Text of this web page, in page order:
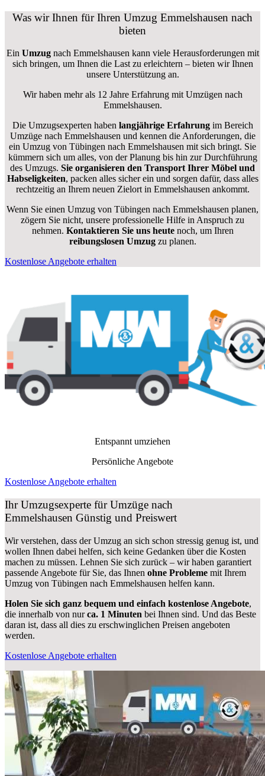
Was wir Ihnen für Ihren Umzug Emmelshausen nach
bieten
Ein Umzugnach Emmelshausen kann viele Herausforderungen mit
sich bringen, um Ihnen die Last zu erleichtern – bieten wir Ihnen
unsere Unterstützung an.
Wir haben mehr als 12 Jahre Erfahrung mit Umzügen nach
Emmelshausen.
Die Umzugsexperten haben langjährige Erfahrungim Bereich
Umzüge nach Emmelshausen und kennen die Anforderungen, die
ein Umzug von Tübingen nach Emmelshausen mit sich bringt. Sie
kümmern sich um alles, von der Planung bis hin zur Durchführung
des Umzugs. Sie organisieren den Transport Ihrer Möbel und
Habseligkeiten, packen alles sicher ein und sorgen dafür, dass alles
rechtzeitig an Ihrem neuen Zielort in Emmelshausen ankommt.
Wenn Sie einen Umzug von Tübingen nach Emmelshausen planen,
zögern Sie nicht, unsere professionelle Hilfe in Anspruch zu
nehmen. Kontaktieren Sie uns heutenoch, um Ihren
reibungslosen Umzugzu planen.
Kostenlose Angebote erhalten
Entspannt umziehen
Persönliche Angebote
Kostenlose Angebote erhalten
Ihr Umzugsexperte für Umzüge nach
Emmelshausen Günstig und Preiswert
Wir verstehen, dass der Umzug an sich schon stressig genug ist, und
wollen Ihnen dabei helfen, sich keine Gedanken über die Kosten
machen zu müssen. Lehnen Sie sich zurück – wir haben garantiert
passende Angebote für Sie, das Ihnen ohne Probleme mit Ihrem
Umzug von Tübingen nach Emmelshausen helfen kann.
Holen Sie sich ganz bequem und einfach kostenlose Angebote,
die innerhalb von nurca. 1 Minuten bei Ihnen sind. Und das Beste
daran ist, dass all dies zu erschwinglichen Preisen angeboten
werden.
Kostenlose Angebote erhalten